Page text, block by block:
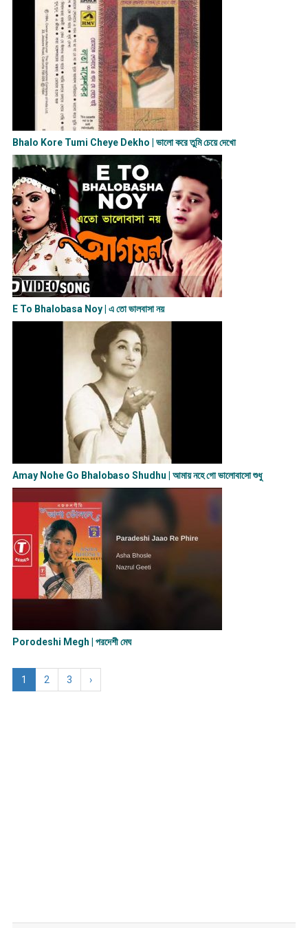
Bhalo Kore Tumi Cheye Dekho | ভালো করে তুমি চেয়ে দেখো
E To Bhalobasa Noy | এ তো ভালবাসা ন​য়
Amay Nohe Go Bhalobaso Shudhu | আমায় নহে গো ভালোবাসো শুধু
Porodeshi Megh | পরদেশী মেঘ
1 2 3 ›